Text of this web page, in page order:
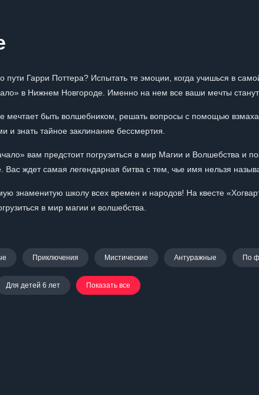
пути Гарри Поттера? Испытать те эмоции, когда учишься в
в Нижнем Новгороде. Именно на нем все ваши мечты станут
мечтает быть волшебником, решать вопросы с помощью
и знать тайное заклинание бессмертия.
вам предстоит погрузиться в мир Магии и Волшебства и
Вас ждет самая легендарная битва с тем, чье имя нельзя
знаменитую школу всех времен и народов! На квесте
в мир магии и волшебства.
Приключения Мистические Антуражные По
Для детей 6 лет Показать все